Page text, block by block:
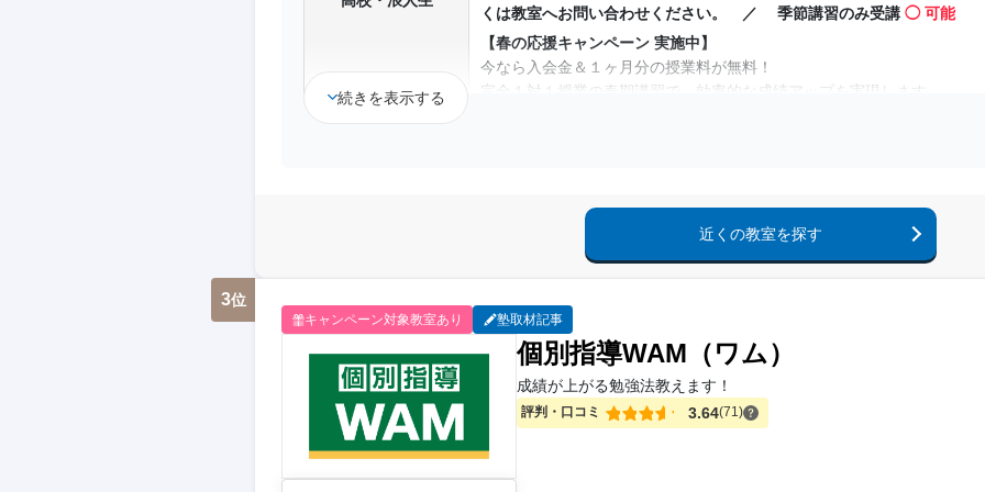
「今の学年の総復習をしたい」「新学年の予習を頑張りたい」など、一
ュラム
正社員の教室長が教室の安心・安全を徹底管理
無料の体験授業も受付中！ 1科目・1コマから受講いただけます。
小学生コースは授業時間が異なる場合があります。詳しくはお問い合わ
【時間割】
カリキュラムは生徒一人ひとりの目標や学力に合わせ、オーダーメイド
〇トライのマンツーマン春期講習のポイント〇
お子さまの学力や個性に合う講師による、１対１の「完全マンツーマン授
正社員の教室長が教室の安心・安全を徹底管理
無料の体験授業も受付中！ 1科目・1コマから受講いただけます。
この機会にぜひご利用ください。
くは教室へお問い合わせください。 ／ 季節講習のみ受講 ◯ 可能
【春の応援キャンペーン 実施中】
今なら入会金＆１ヶ月分の授業料が無料！
完全１対１授業の春期講習で、効率的な成績アップを実現します。
カリキュラムは生徒一人ひとりの目標や学力に合わせ、オーダーメイド
【春期講習のみの受講も可能】
【講座内容】
〇トライのマンツーマン春期講習のポイント〇
お子さまの学力や個性に合う講師による、１対１の「完全マンツーマン授
「今の学年の総復習をしたい」「新学年の予習を頑張りたい」など、一
ュラム
正社員の教室長が教室の安心・安全を徹底管理
無料の体験授業も受付中！ 1科目・1コマから受講いただけます。
この機会にぜひご利用ください。
続きを表示する
近くの教室を探す
3位
キャンペーン対象教室あり 塾取材記事
個別指導WAM（ワム）
成績が上がる勉強法教えます！
評判・口コミ 3.64(71)